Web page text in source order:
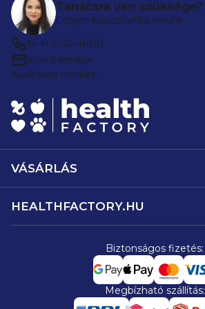
Tanácsra van szüksége?
Lépjen kapcsolatba velünk
H–P 9:00–16:00
írjon bármikor
Kövessen minket:
VÁSÁRLÁS
HEALTHFACTORY.HU
Biztonságos fizetés:
Megbízható szállítás: